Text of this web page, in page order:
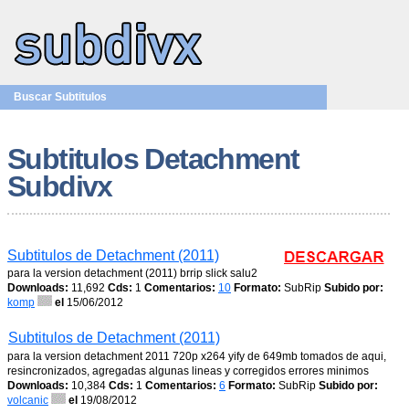
Buscar Subtitulos
Subtitulos Detachment
Subdivx
Subtitulos de Detachment (2011)
para la version detachment (2011) brrip slick salu2
Downloads: 11,692 Cds: 1 Comentarios: 10 Formato: SubRip Subido por:
komp
el 15/06/2012
Subtitulos de Detachment (2011)
para la version detachment 2011 720p x264 yify de 649mb tomados de aqui,
resincronizados, agregadas algunas lineas y corregidos errores minimos
Downloads: 10,384 Cds: 1 Comentarios: 6 Formato: SubRip Subido por:
volcanic
el 19/08/2012